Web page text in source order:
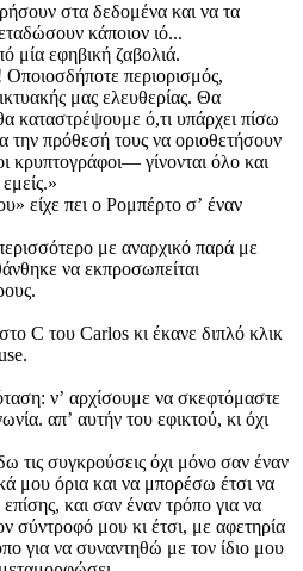
στα δεδομένα και να τα
κάποιον ιό...
μία εφηβική ζαβολιά.
Οποιοσδήποτε περιορισμός,
μας ελευθερίας. Θα
καταστρέψουμε ό,τι υπάρχει πίσω
την πρόθεσή τους να οριοθετήσουν
κρυπτογράφοι— γίνονται όλο και
είχε πει ο Ρομπέρτο σʼ έναν
με αναρχικό παρά με
να εκπροσωπείται
C του Carlos κι έκανε διπλό κλικ
νʼ αρχίσουμε να σκεφτόμαστε
απʼ αυτήν του εφικτού, κι όχι
τις συγκρούσεις όχι μόνο σαν έναν
μου όρια και να μπορέσω έτσι να
και σαν έναν τρόπο για να
σύντροφό μου κι έτσι, με αφετηρία
για να συναντηθώ με τον ίδιο μου